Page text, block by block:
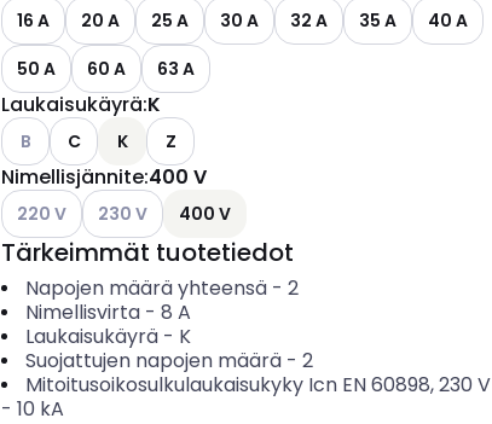
16 A
20 A 25 A 30 A 32 A 35 A
40 A
50 A
60 A 63 A
Laukaisukäyrä:K
Katso käytettävissä olevat vaihtoehdot
B C K Z
Nimellisjännite:400 V
Katso käytettävissä olevat vaihtoehdot
220 V Katso käytettävissä olevat vaihtoehdot
230 V 400 V
Tärkeimmät tuotetiedot
Napojen määrä yhteensä- 2
Nimellisvirta- 8 A
Laukaisukäyrä- K
Suojattujen napojen määrä- 2
Mitoitusoikosulkulaukaisukyky Icn EN 60898, 230 V
- 10 kA